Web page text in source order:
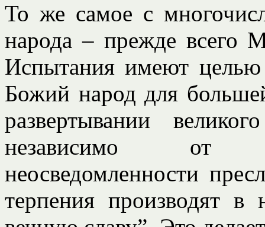
То же самое с
народа – прежде всего
Испытания имеют целью
Божий народ для
развертывании
независимо от
неосведомленности
терпения производят в